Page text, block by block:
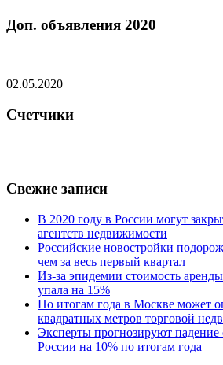
Доп. объявления 2020
02.05.2020
Счетчики
Свежие записи
В 2020 году в России могут
агентств недвижимости
Российские новостройки
чем за весь первый квартал
Из-за эпидемии стоимость
упала на 15%
По итогам года в Москве может
квадратных метров торговой
Эксперты прогнозируют падение
России на 10% по итогам года